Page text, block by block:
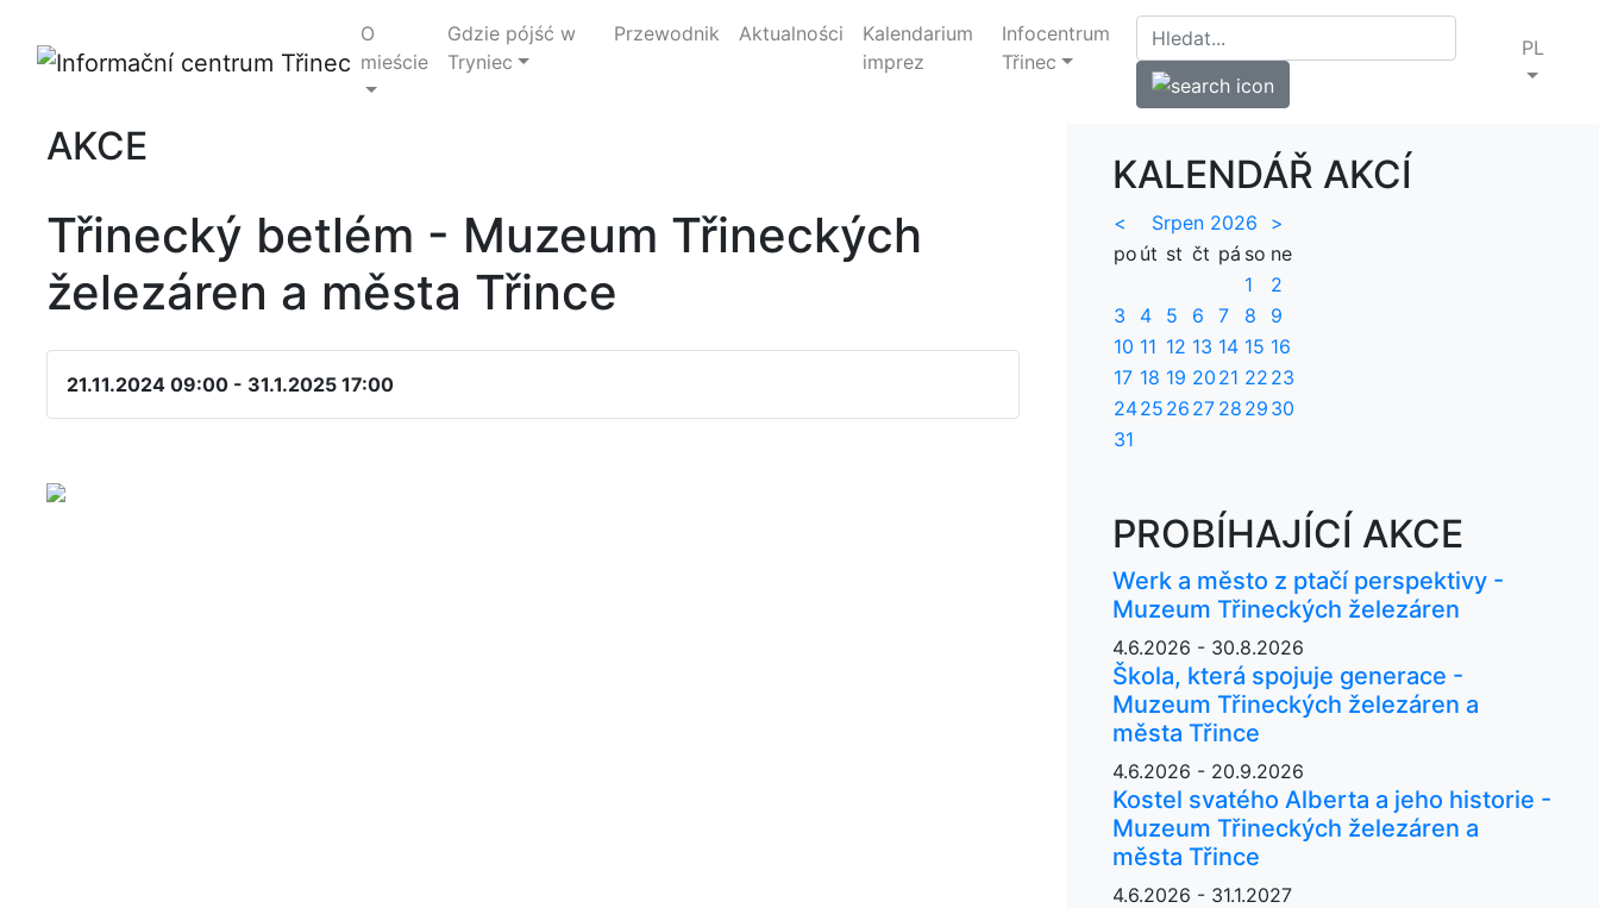
O
mieście
Gdzie pójść w
Tryniec
Przewodnik Aktualności
Kalendarium
imprez
Infocentrum
Třinec
PL
AKCE
Třinecký betlém - Muzeum Třineckých
železáren a města Třince
21.11.2024 09:00 - 31.1.2025 17:00
KALENDÁŘ AKCÍ
< Srpen 2026
>
po út st čt pá so ne
1
2
3
4 5 6 7 8
9
10 11 12 13 14 15 16
17 18 19 20 21 22 23
2425 26 27 28 29 30
31
PROBÍHAJÍCÍ AKCE
Werk a město z ptačí perspektivy -
Muzeum Třineckých železáren
4.6.2026 - 30.8.2026
Škola, která spojuje generace -
Muzeum Třineckých železáren a
města Třince
4.6.2026 - 20.9.2026
Kostel svatého Alberta a jeho historie -
Muzeum Třineckých železáren a
města Třince
4.6.2026 - 31.1.2027